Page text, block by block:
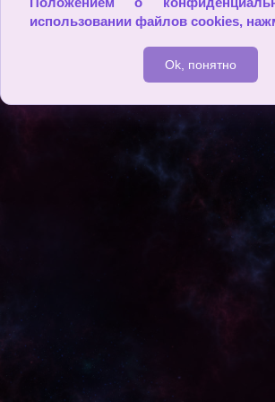
использовании файлов cookies,
Ok, понятно